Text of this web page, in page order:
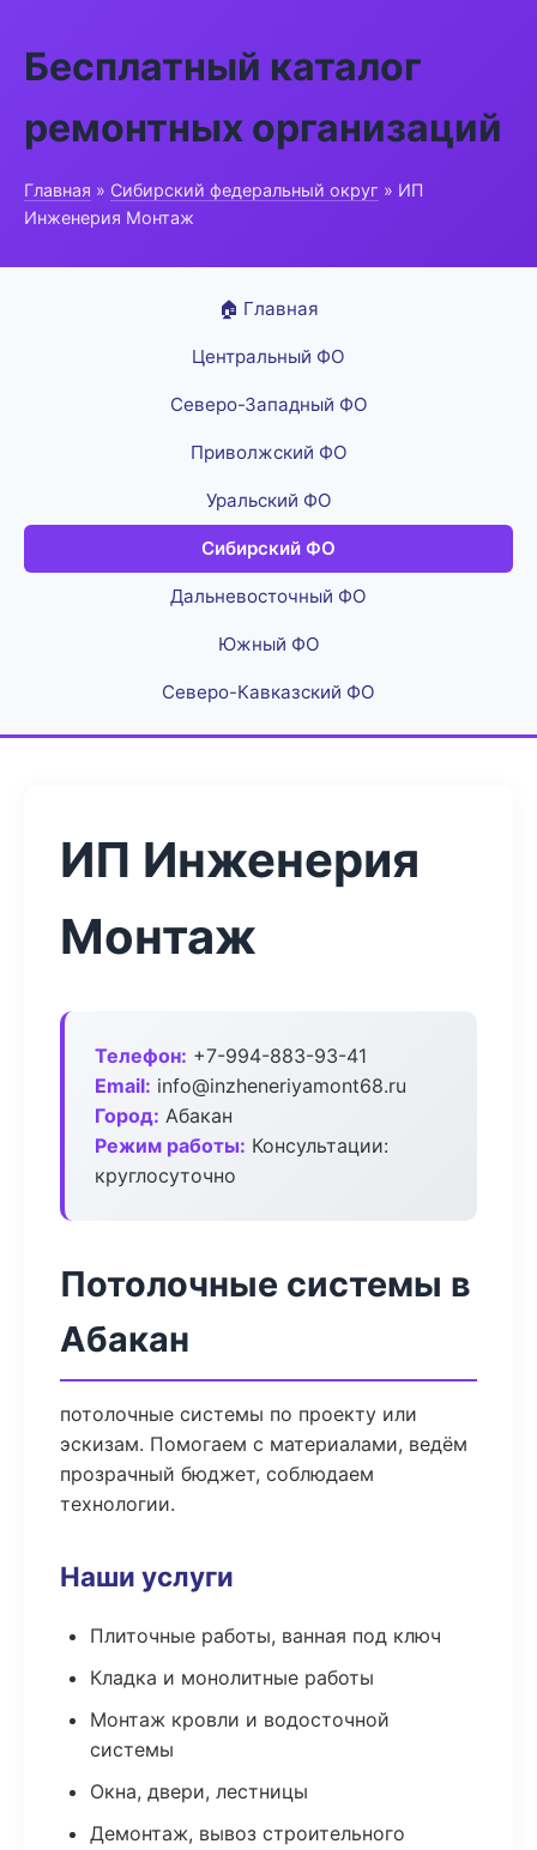
Бесплатный каталог
ремонтных организаций
Главная » Сибирский федеральный округ » ИП
Инженерия Монтаж
🏠 Главная
Центральный ФО
Северо-Западный ФО
Приволжский ФО
Уральский ФО
Сибирский ФО
Дальневосточный ФО
Южный ФО
Северо-Кавказский ФО
ИП Инженерия
Монтаж
Телефон: +7-994-883-93-41
Email: info@inzheneriyamont68.ru
Город: Абакан
Режим работы: Консультации:
круглосуточно
Потолочные системы в
Абакан
потолочные системы по проекту или
эскизам. Помогаем с материалами, ведём
прозрачный бюджет, соблюдаем
технологии.
Наши услуги
Плиточные работы, ванная под ключ
Кладка и монолитные работы
Монтаж кровли и водосточной
системы
Окна, двери, лестницы
Демонтаж, вывоз строительного